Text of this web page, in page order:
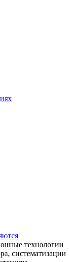
технологии
систематизации